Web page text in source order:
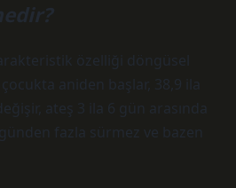
özelliği döngüsel
çocukta aniden başlar, 38,9 ila
ateş 3 ila 6 gün arasında
fazla sürmez ve bazen